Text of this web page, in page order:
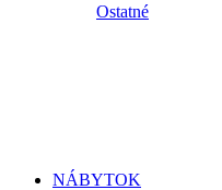
Ostatné
NÁBYTOK